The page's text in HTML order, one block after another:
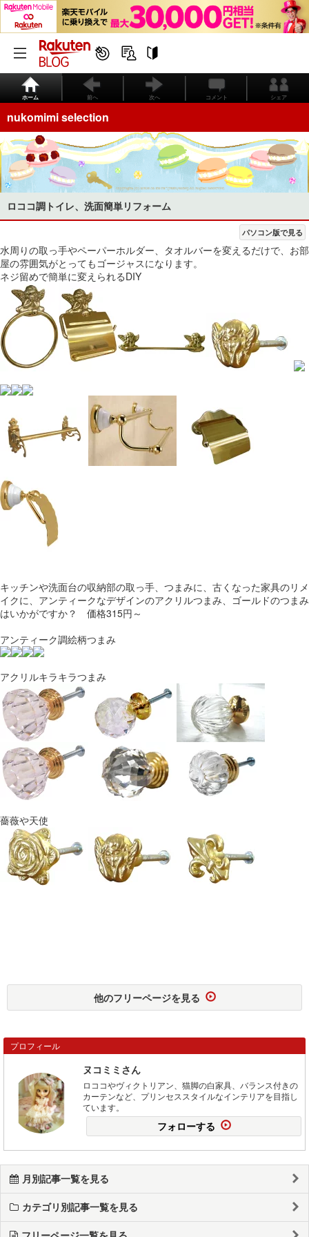
ホーム 前へ 次へ コメント シェア
nukomimi selection
ロココ調トイレ、洗面簡単リフォーム
パソコン版で見る
水周りの取っ手やペーパーホルダー、タオルバーを変えるだけで、お部
屋の雰囲気がとってもゴージャスになります。
ネジ留めで簡単に変えられるDIY
キッチンや洗面台の収納部の取っ手、つまみに、古くなった家具のリメ
イクに、アンティークなデザインのアクリルつまみ、ゴールドのつまみ
はいかがですか？ 価格315円～
アンティーク調絵柄つまみ
アクリルキラキラつまみ
薔薇や天使
他のフリーページを見る
プロフィール
ヌコミミさん
ロココやヴィクトリアン、猫脚の白家具、バランス付きの
カーテンなど、プリンセススタイルなインテリアを目指し
ています。
フォローする
月別記事一覧を見る
カテゴリ別記事一覧を見る